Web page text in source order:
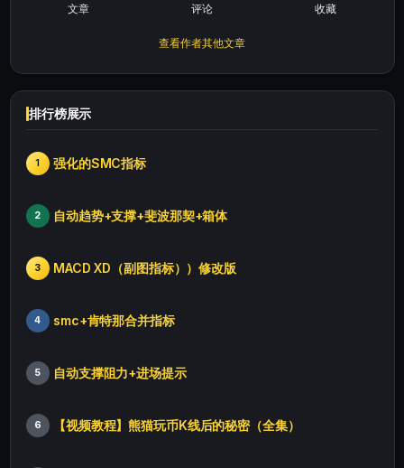
文章 评论 收藏
查看作者其他文章
排行榜展示
1 强化的SMC指标
2 自动趋势+支撑+斐波那契+箱体
3 MACD XD（副图指标））修改版
4 smc+肯特那合并指标
5 自动支撑阻力+进场提示
6 【视频教程】熊猫玩币K线后的秘密（全集）